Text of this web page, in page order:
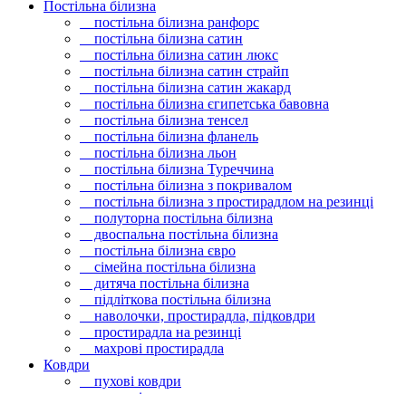
Постільна білизна
постільна білизна ранфорс
постільна білизна сатин
постільна білизна сатин люкс
постільна білизна сатин страйп
постільна білизна сатин жакард
постільна білизна єгипетська бавовна
постільна білизна тенсел
постільна білизна фланель
постільна білизна льон
постільна білизна Туреччина
постільна білизна з покривалом
постільна білизна з простирадлом на резинці
полуторна постільна білизна
двоспальна постільна білизна
постільна білизна євро
сімейна постільна білизна
дитяча постільна білизна
підліткова постільна білизна
наволочки, простирадла, підковдри
простирадла на резинці
махрові простирадла
Ковдри
пухові ковдри